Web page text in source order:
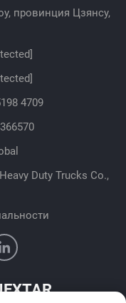
провинция Цзянсу,
4709
Duty Trucks Co.,